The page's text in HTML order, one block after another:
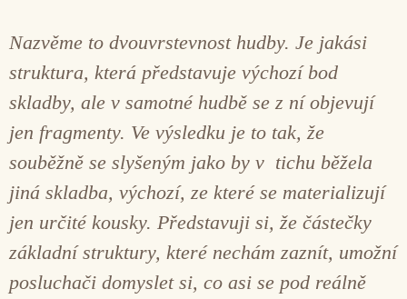
Nazvěme to dvouvrstevnost hudby. Je jakási
struktura, která představuje výchozí bod
skladby, ale v samotné hudbě se z ní objevují
jen fragmenty. Ve výsledku je to tak, že
souběžně se slyšeným jako by v tichu běžela
jiná skladba, výchozí, ze které se materializují
jen určité kousky. Představuji si, že částečky
základní struktury, které nechám zaznít, umožní
posluchači domyslet si, co asi se pod reálně